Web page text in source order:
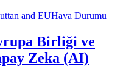
Hava Durumu
Birliği ve
Zeka (AI)